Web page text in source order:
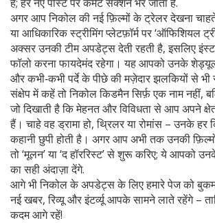
अगर आप निकोल की नई फ़िल्मों के ट्रेलर देखना
या आधिकारिक स्ट्रीमिंग प्लेटफ़ॉर्म पर ‘ऑफिशियल
अक्सर उनकी टीम अपडेट्स देती रहती है, इसलिए
फॉलो करना फायदेमंद रहेगा। यह आपको उनके
और कभी‑कभी पर्दे के पीछे की मज़ेदार झलकियों से भी
संक्षेप में कहें तो निकोल किडमैन सिर्फ़ एक नाम नहीं,
जो दिखाती है कि मेहनत और विविधता से आप अपने
हैं। चाहे वह ड्रामा हो, थ्रिलर या रोमांस – उनके हर
कहानी छुपी होती है। अगर आप अभी तक उनकी
तो ‘मूलन’ या ‘द हॉररिस्ट’ से शुरू करिए; ये आपको
का सही अंदाज़ा देंगे.
आगे भी निकोल के अपडेट्स के लिए हमारे पेज को
नई खबर, रिव्यू और इंटर्व्यू आपके सामने लाते रहेंगे –
कदम आगे रहें!